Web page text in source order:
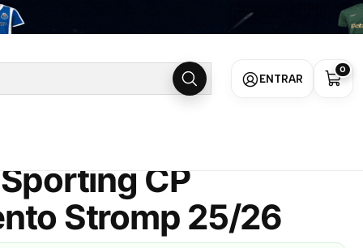
ENTRAR
0
Stromp 25/26
CP
Stromp 25/26